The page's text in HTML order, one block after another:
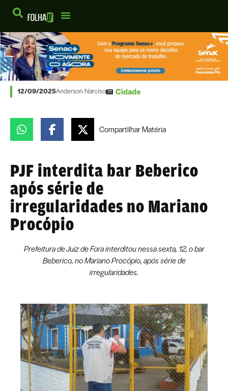
12/09/2025Anderson Narciso Cidade
CompartilharMatéria
PJF interdita bar Beberico
após série de
irregularidades no Mariano
Procópio
Prefeitura de Juiz de Fora interditou nessa sexta, 12, o bar
Beberico, no Mariano Procópio, após série de
irregularidades.